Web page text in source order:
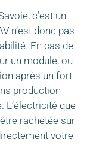
c’est un
n’est donc pas
En cas de
un module, ou
après un fort
production
L’électricité que
rachetée sur
votre